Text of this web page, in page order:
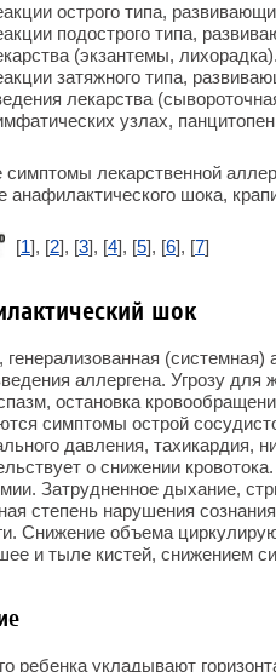
острого типа,
подострого типа,
(экзантемы, лихорадка).
затяжного типа,
лекарства
узлах,
лекарственной
анафилактического шока,
[1], [2], [3], [4], [5], [6], [7]
шок
генерализованная
аллергена. Угрозу
остановка
симптомы острой
давления, тахикардия,
о снижении
Затрудненное дыхание,
степень нарушения
Снижение объема
и тыле кистей, снижением
ребенка укладывают